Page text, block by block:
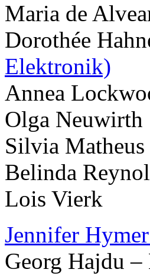
Maria de
Dorothée
Elektronik)
Annea
Olga Neuwirth
Silvia Matheus
Belinda
Lois Vierk
Jennifer
Georg Hajdu